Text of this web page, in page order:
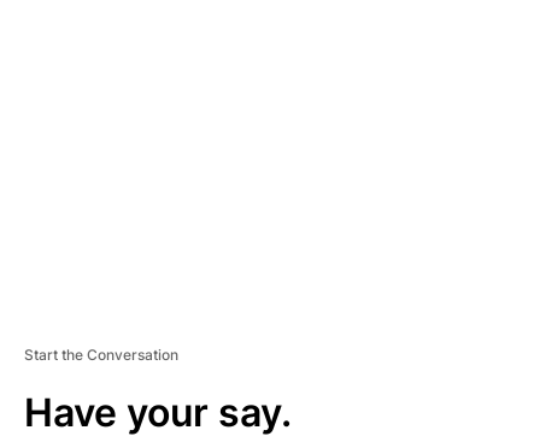
Start the Conversation
Have your say.